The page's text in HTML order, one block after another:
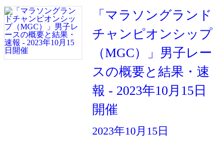
「マラソングランド
チャンピオンシップ
（MGC）」男子レー
スの概要と結果・速
報 - 2023年10月15日
開催
2023年10月15日